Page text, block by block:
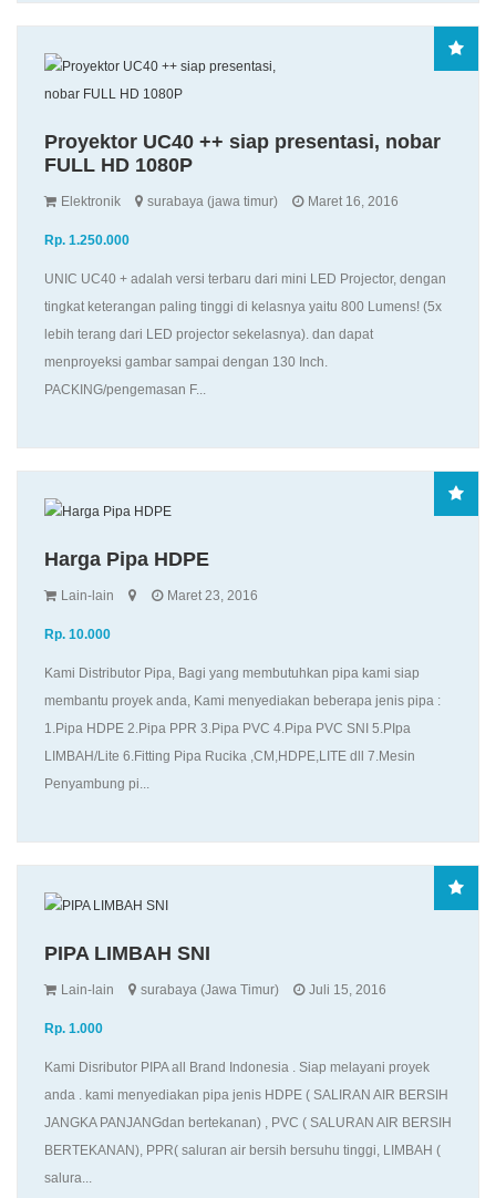
Proyektor UC40 ++ siap presentasi, nobar
FULL HD 1080P
Elektronik surabaya (jawa timur) Maret 16, 2016
Rp. 1.250.000
UNIC UC40 + adalah versi terbaru dari mini LED Projector, dengan
tingkat keterangan paling tinggi di kelasnya yaitu 800 Lumens! (5x
lebih terang dari LED projector sekelasnya). dan dapat
menproyeksi gambar sampai dengan 130 Inch.
PACKING/pengemasan F...
Harga Pipa HDPE
Lain-lain Maret 23, 2016
Rp. 10.000
Kami Distributor Pipa, Bagi yang membutuhkan pipa kami siap
membantu proyek anda, Kami menyediakan beberapa jenis pipa :
1.Pipa HDPE 2.Pipa PPR 3.Pipa PVC 4.Pipa PVC SNI 5.PIpa
LIMBAH/Lite 6.Fitting Pipa Rucika ,CM,HDPE,LITE dll 7.Mesin
Penyambung pi...
PIPA LIMBAH SNI
Lain-lain surabaya (Jawa Timur) Juli 15, 2016
Rp. 1.000
Kami Disributor PIPA all Brand Indonesia . Siap melayani proyek
anda . kami menyediakan pipa jenis HDPE ( SALIRAN AIR BERSIH
JANGKA PANJANGdan bertekanan) , PVC ( SALURAN AIR BERSIH
BERTEKANAN), PPR( saluran air bersih bersuhu tinggi, LIMBAH (
salura...